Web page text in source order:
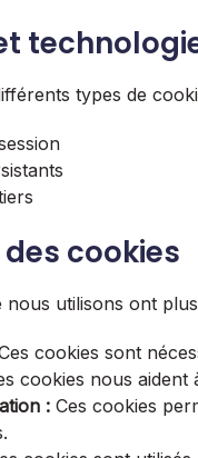
types de
cookies
nous utilisons ont
cookies sont
cookies nous
: Ces cookies